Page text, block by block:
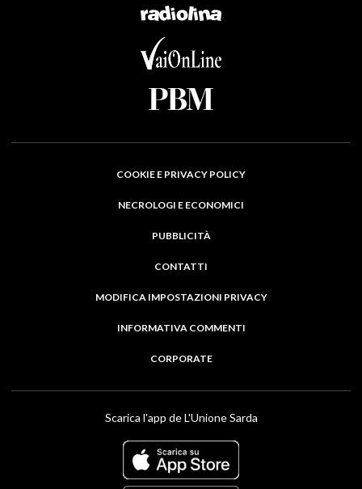
COOKIE E PRIVACY POLICY
NECROLOGI E ECONOMICI
PUBBLICITÀ
CONTATTI
MODIFICA IMPOSTAZIONI PRIVACY
INFORMATIVA COMMENTI
CORPORATE
Scarica l'app de L'Unione Sarda